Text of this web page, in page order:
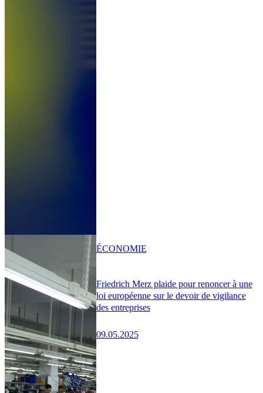
Friedrich Merz plaide pour renoncer à une
loi européenne sur le devoir de vigilance
des entreprises
09.05.2025
ÉCONOMIE